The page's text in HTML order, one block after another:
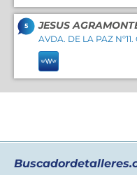
5 JESUS
AVDA. DE LA PAZ